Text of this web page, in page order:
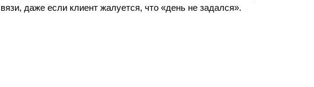
даже если клиент жалуется, что «день не задался».